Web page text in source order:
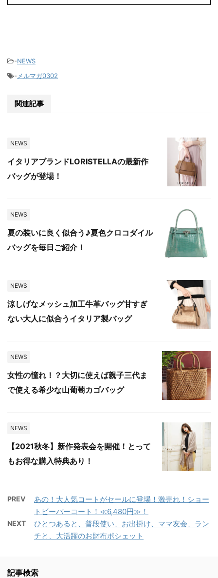
-NEWS
- メルマガ0302
関連記事
NEWS
イタリアブランドLORISTELLAの最新作
バッグが登場！
NEWS
夏の装いに良く似合う♪夏色クロコダイル
バッグを毎日ご紹介！
NEWS
涼しげなメッシュ加工牛革バッグ甘すぎ
ない大人に似合うイタリア製バッグ
NEWS
女性の憧れ！？大切に使えば親子三代ま
で使える希少な山葡萄カゴバッグ
NEWS
【2021秋冬】新作発表会を開催！とって
もお得な購入特典あり！
PREV
あの！大人気コートがセールに登場！激売れ！ショー
トビーバーコート！≪6,480円≫！
NEXT
ひとつあると、普段使い、お出掛け、ママ友会、ラン
チと、大活躍のお財布ポシェット
記事検索